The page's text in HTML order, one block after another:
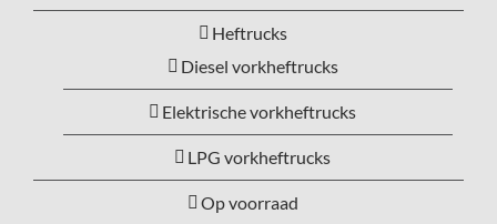
Heftrucks
Diesel vorkheftrucks
Elektrische vorkheftrucks
LPG vorkheftrucks
Op voorraad